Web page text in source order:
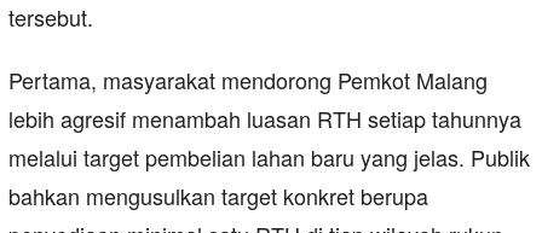
tersebut.
​Pertama, masyarakat mendorong Pemkot Malang
lebih agresif menambah luasan RTH setiap tahunnya
melalui target pembelian lahan baru yang jelas. Publik
bahkan mengusulkan target konkret berupa